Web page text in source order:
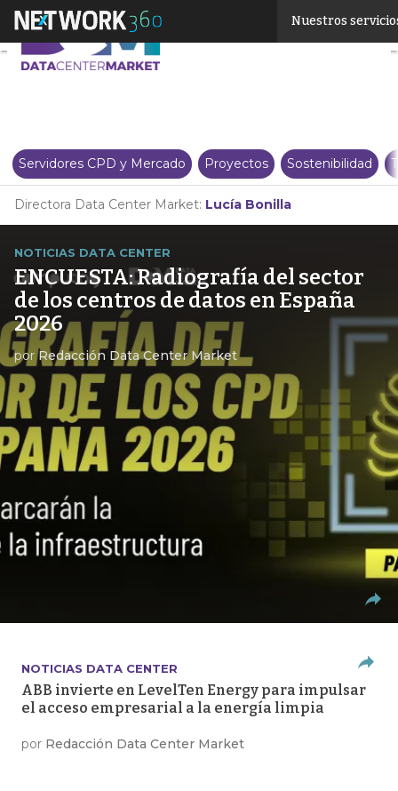
Nuestros
Servidores CPD y Mercado Proyectos Sostenibilidad
Directora Data Center Market: Lucía Bonilla
NOTICIAS DATA CENTER
ENCUESTA: Radiografía del sector
de los centros de datos en España
2026
porRedacción Data Center Market
NOTICIAS DATA CENTER
ABB invierte en LevelTen Energy para impulsar
el acceso empresarial a la energía limpia
por Redacción Data Center Market